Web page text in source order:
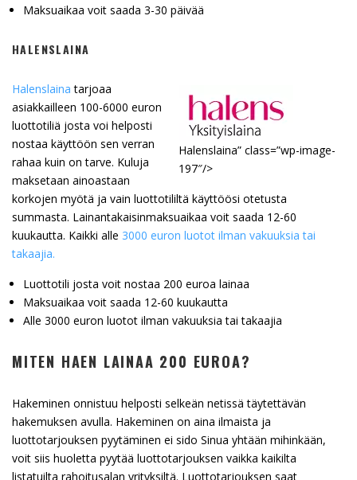
Maksuaikaa voit saada 3-30 päivää
HALENSLAINA
Halenslaina” class=”wp-image-
197″/>
Halenslaina tarjoaa
asiakkailleen 100-6000 euron
luottotiliä josta voi helposti
nostaa käyttöön sen verran
rahaa kuin on tarve. Kuluja
maksetaan ainoastaan
korkojen myötä ja vain luottotililtä käyttöösi otetusta
summasta. Lainantakaisinmaksuaikaa voit saada 12-60
kuukautta. Kaikki alle 3000 euron luotot ilman vakuuksia tai
takaajia.
Luottotili josta voit nostaa 200 euroa lainaa
Maksuaikaa voit saada 12-60 kuukautta
Alle 3000 euron luotot ilman vakuuksia tai takaajia
MITEN HAEN LAINAA 200 EUROA?
Hakeminen onnistuu helposti selkeän netissä täytettävän
hakemuksen avulla. Hakeminen on aina ilmaista ja
luottotarjouksen pyytäminen ei sido Sinua yhtään mihinkään,
voit siis huoletta pyytää luottotarjouksen vaikka kaikilta
listatuilta rahoitusalan yrityksiltä. Luottotarjouksen saat